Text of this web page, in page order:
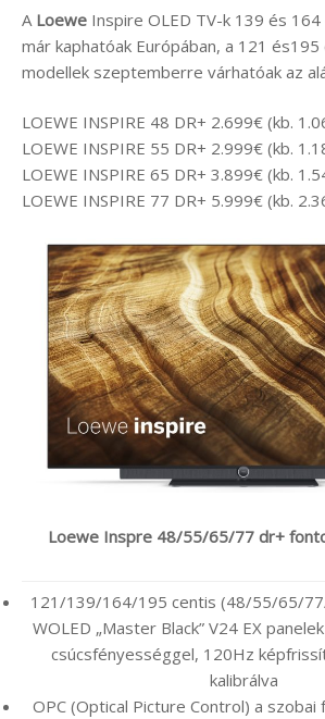
A Loewe Inspire OLED TV-k 139 és
már kaphatóak Európában, a 121 és195
modellek szeptemberre várhatóak az
LOEWE INSPIRE 48 DR+ 2.699€ (kb.
LOEWE INSPIRE 55 DR+ 2.999€ (kb.
LOEWE INSPIRE 65 DR+ 3.899€ (kb.
LOEWE INSPIRE 77 DR+ 5.999€ (kb.
Loewe Inspre 48/55/65/77 dr+
121/139/164/195 centis (48/55/65/
WOLED „Master Black” V24 EX
csúcsfényességgel, 120Hz
kalibrálva
OPC (Optical Picture Control) a szobai